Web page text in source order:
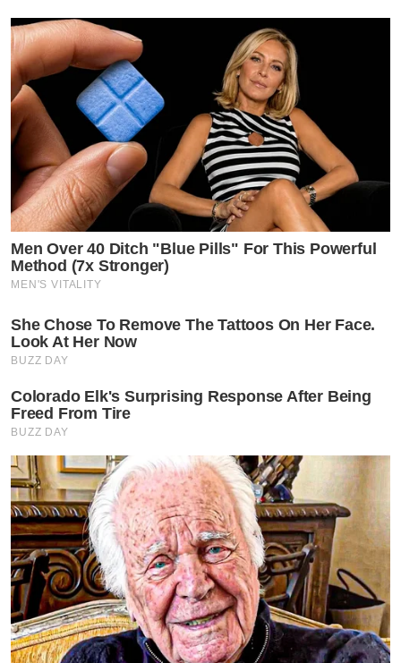
Men Over 40 Ditch "Blue Pills" For This Powerful
Method (7x Stronger)
MEN'S VITALITY
She Chose To Remove The Tattoos On Her Face.
Look At Her Now
BUZZ DAY
Colorado Elk's Surprising Response After Being
Freed From Tire
BUZZ DAY